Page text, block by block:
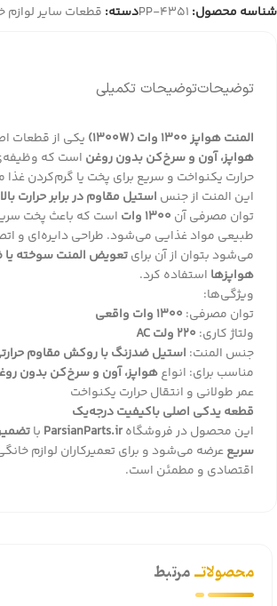
شناسه محصول: PP-4351دسته: قطعات سایر لوازم
توضیحاتتوضیحات تکمیلی
المنت هواپز 1300 وات (1300W)
یکی از قطعات
هواپز، آون و سرخ‌کن بدون روغن است که
حرارت یکنواخت و سریع برای پخت یا گرم‌کردن
این المنت از جنس استیل مقاوم در برابر حرارت بالا
توان مصرفی آن 1300 وات
است که باعث پخت
طبیعی مواد غذایی می‌شود. طراحی دایره‌ای و
می‌شود بتوان از آن برایتعویض المنت سوخته
هواپزها استفاده کرد.
ویژگی‌ها:
توان مصرفی: 1300 وات واقعی
ولتاژ کاری: 220 ولت AC
جنس المنت: استیل ضدزنگ با روکش مقاوم
مناسب برای: انواعهواپز، آون و سرخ‌کن بدون
عمر طولانی و انتقال حرارت یکنواخت
قطعه یدکی اصلی باکیفیت درجه‌یک
این محصول در فروشگاهParsianParts.ir با
سریععرضه می‌شود و برای تعمیرکاران لوازم
اقتصادی و مطمئن است.
محصولاتــمرتبط